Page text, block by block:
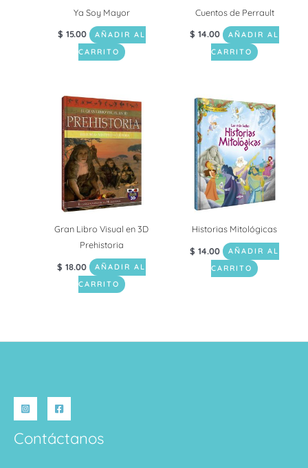
Ya Soy Mayor
$ 15.00
AÑADIR AL
CARRITO
Cuentos de Perrault
$ 14.00
AÑADIR AL
CARRITO
Gran Libro Visual en 3D
Prehistoria
$ 18.00
AÑADIR AL
CARRITO
Historias Mitológicas
$ 14.00
AÑADIR AL
CARRITO
Contáctanos